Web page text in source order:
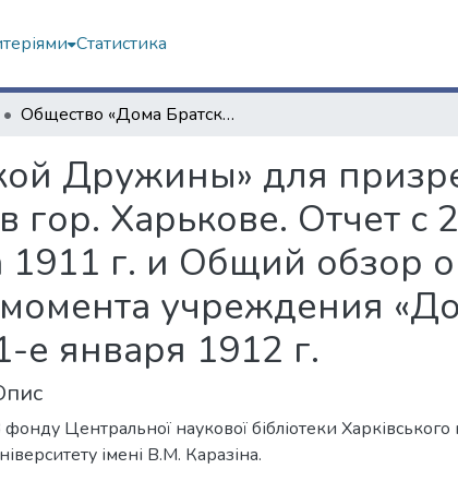
Статистика
Общество «Дома Братской Дружины» для призрения сирот и нищенствующих детей в гор. Харькове. Отчет с 27 октября 1904 г. по 1 января 1911 г. и за 1911 г. и Общий обзор о деятельности Комитета и Общества с момента учреждения «Дома Братской Дружины» с 1904 г. по 1-е января 1912 г.
Дружины» для
Харькове. Отчет с
1911 г. и Общий обзор о
учреждения
е января 1912 г.
фонду Центральної наукової бібліотеки Харківського
імені В.М. Каразіна.